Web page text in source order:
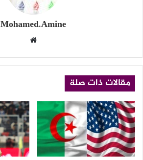
Mohamed.Amine
مقالات ذات صلة